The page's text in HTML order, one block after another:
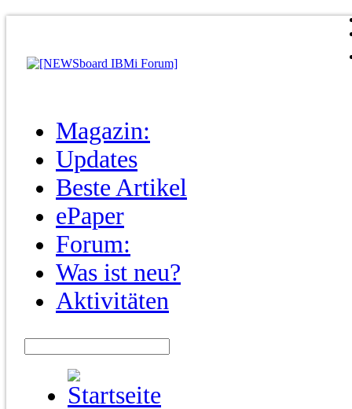
Magazin:
Updates
Beste Artikel
ePaper
Forum:
Was ist neu?
Aktivitäten